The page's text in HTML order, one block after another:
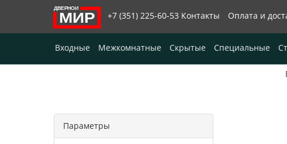
+7 (351) 225-60-53 Контакты Оплата и
Входные Межкомнатные Скрытые Специальные
Параметры